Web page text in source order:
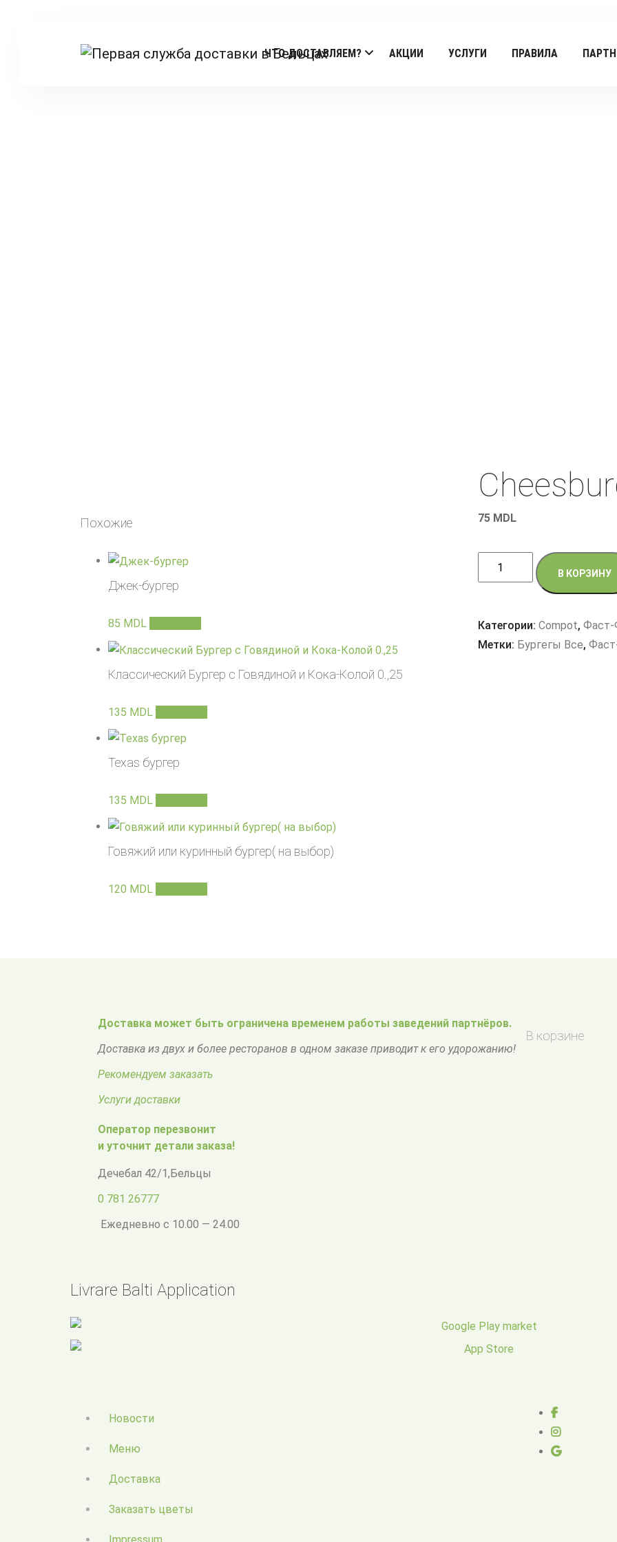
ЧТО ДОСТАВЛЯЕМ? АКЦИИ УСЛУГИ ПРАВИЛА
75 MDL
Количество
товара
В КОРЗИНУ
Категории:Compot,
Метки: Бургегы Все,
Похожие
Джек-бургер
85 MDL
Классический Бургер с Говядиной и Кока-Колой 0.,25
135 MDL
Texas бургер
135 MDL
Говяжий или куринный бургер( на выбор)
120 MDL
Доставка может быть ограничена временем работы заведений партнёров.
Доставка из двух и более ресторанов в одном заказе приводит к его удорожанию!
Рекомендуем заказать
Услуги доставки
Оператор перезвонит
и уточнит детали заказа!
Дечебал 42/1,Бельцы
0 781 26777
Ежедневно с 10.00 — 24.00
В корзине
Livrare Balti Application
Новости
Меню
Доставка
Заказать цветы